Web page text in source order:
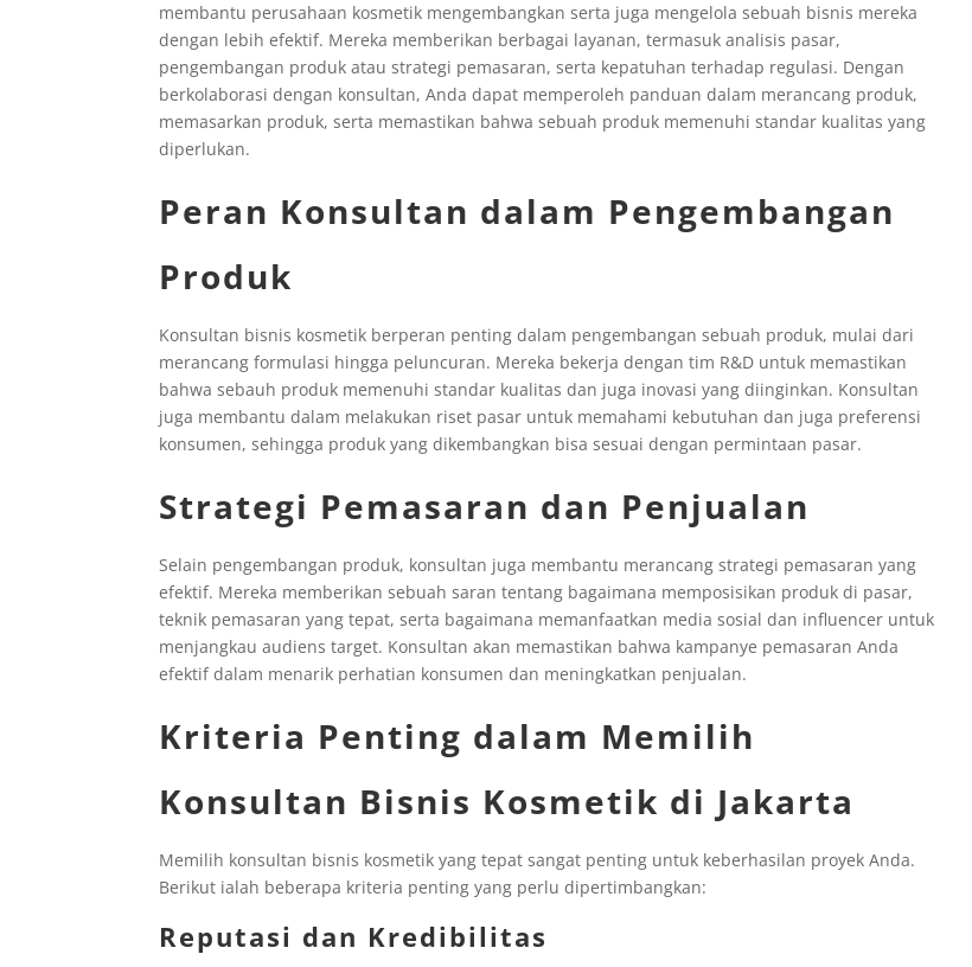
membantu perusahaan kosmetik mengembangkan serta juga mengelola sebuah bisnis mereka
dengan lebih efektif. Mereka memberikan berbagai layanan, termasuk analisis pasar,
pengembangan produk atau strategi pemasaran, serta kepatuhan terhadap regulasi. Dengan
berkolaborasi dengan konsultan, Anda dapat memperoleh panduan dalam merancang produk,
memasarkan produk, serta memastikan bahwa sebuah produk memenuhi standar kualitas yang
diperlukan.
Peran Konsultan dalam Pengembangan
Produk
Konsultan bisnis kosmetik berperan penting dalam pengembangan sebuah produk, mulai dari
merancang formulasi hingga peluncuran. Mereka bekerja dengan tim R&D untuk memastikan
bahwa sebauh produk memenuhi standar kualitas dan juga inovasi yang diinginkan. Konsultan
juga membantu dalam melakukan riset pasar untuk memahami kebutuhan dan juga preferensi
konsumen, sehingga produk yang dikembangkan bisa sesuai dengan permintaan pasar.
Strategi Pemasaran dan Penjualan
Selain pengembangan produk, konsultan juga membantu merancang strategi pemasaran yang
efektif. Mereka memberikan sebuah saran tentang bagaimana memposisikan produk di pasar,
teknik pemasaran yang tepat, serta bagaimana memanfaatkan media sosial dan influencer untuk
menjangkau audiens target. Konsultan akan memastikan bahwa kampanye pemasaran Anda
efektif dalam menarik perhatian konsumen dan meningkatkan penjualan.
Kriteria Penting dalam Memilih
Konsultan Bisnis Kosmetik di Jakarta
Memilih konsultan bisnis kosmetik yang tepat sangat penting untuk keberhasilan proyek Anda.
Berikut ialah beberapa kriteria penting yang perlu dipertimbangkan:
Reputasi dan Kredibilitas